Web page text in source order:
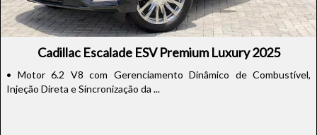
Cadillac Escalade ESV Premium Luxury 2025
• Motor 6.2 V8 com Gerenciamento Dinâmico de Combustível,
Injeção Direta e Sincronização da ...